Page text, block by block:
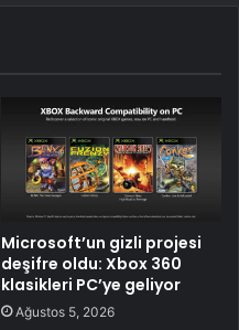
Microsoft’un gizli projesi
deşifre oldu: Xbox 360
klasikleri PC’ye geliyor
Ağustos 5, 2026